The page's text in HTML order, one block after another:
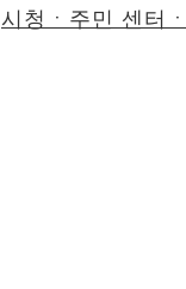
시청ㆍ주민 센터